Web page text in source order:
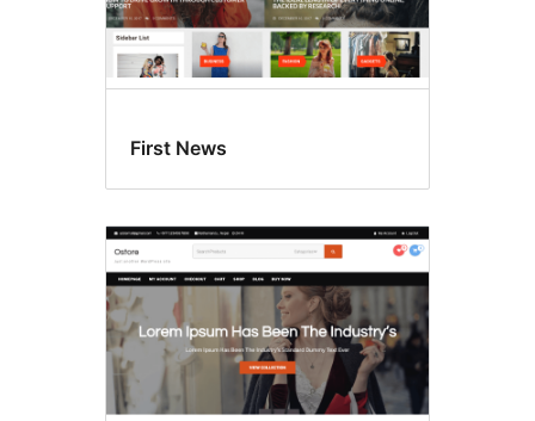
First News